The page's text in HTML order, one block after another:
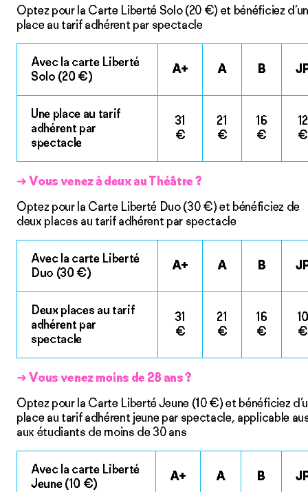
Optez pour la Carte Liberté Solo (20 €) et bénéficiez
place au tarif adhérent par spectacle
Avec la carte Liberté
Solo (20 €)
A+ A B
Une place au tarif
adhérent par
spectacle
31
€
21
€
16
€
12
€
➜Vous venez à deux au Théâtre ?
Optez pour la Carte Liberté Duo (30 €) et bénéficiez de
deux places au tarif adhérent par spectacle
Avec la carte Liberté
Duo (30 €)
A+ A B
Deux places au tarif
adhérent par
spectacle
31
€
21
€
16
€
€
➜Vous venez moins de 28 ans ?
Optez pour la Carte Liberté Jeune (10 €) et bénéficiez
place au tarif adhérent jeune par spectacle, applicable
aux étudiants de moins de 30 ans
Avec la carte Liberté
Jeune (10 €)
A+ A B